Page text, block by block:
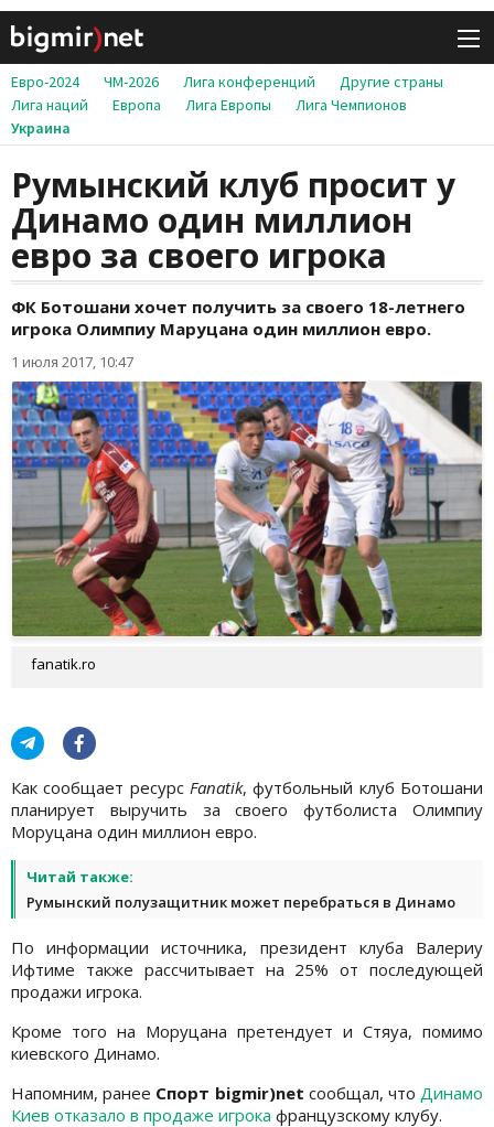
Евро-2024 ЧМ-2026 Лига конференций
Другие страны
Лига наций
Европа Лига Европы
Лига Чемпионов
Украина
Румынский клуб просит у
Динамо один миллион
евро за своего игрока
ФК Ботошани хочет получить за своего 18-летнего
игрока Олимпиу Маруцана один миллион евро.
1 июля 2017, 10:47
fanatik.ro
Как сообщает ресурс Fanatik, футбольный клуб Ботошани
планирует выручить за своего футболиста Олимпиу
Моруцана один миллион евро.
Читай также:
Румынский полузащитник может перебраться в Динамо
По информации источника, президент клуба Валериу
Ифтиме также рассчитывает на 25% от последующей
продажи игрока.
Кроме того на Моруцана претендует и Стяуа, помимо
киевского Динамо.
Напомним, ранее Спорт bigmir)net сообщал, что Динамо
Киев отказало в продаже игрока французскому клубу.